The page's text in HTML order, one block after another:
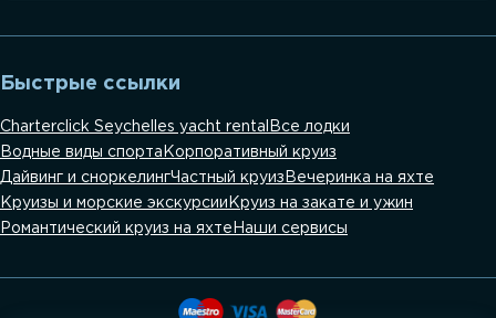
Быстрые ссылки
Charterclick Seychelles yacht rental Все лодки
Водные виды спорта Корпоративный круиз
Дайвинг и сноркелингЧастный круиз Вечеринка на яхте
Круизы и морские экскурсии Круиз на закате и ужин
Романтический круиз на яхте Наши сервисы